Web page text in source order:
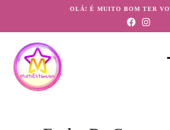
OLÁ! É MUITO BOM TER